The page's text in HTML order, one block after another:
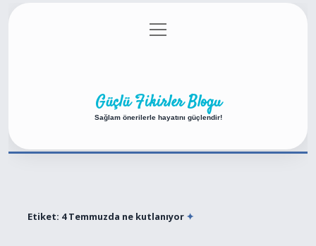
Gizlilik Politikası
menüyü
aç
Güçlü Fikirler Blogu
Sağlam önerilerle hayatını güçlendir!
Etiket: 4 Temmuzda ne kutlanıyor